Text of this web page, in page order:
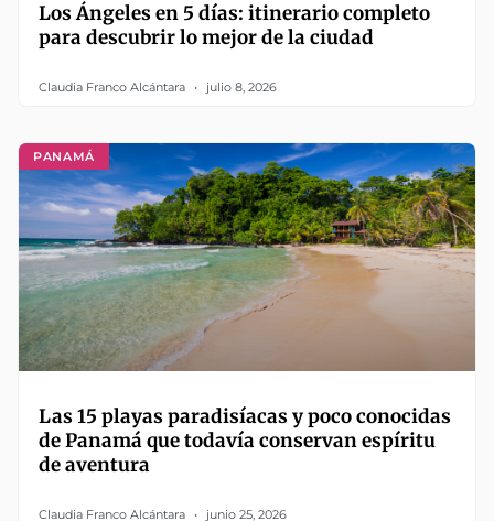
Los Ángeles en 5 días: itinerario completo
para descubrir lo mejor de la ciudad
Claudia Franco Alcántara julio 8, 2026
PANAMÁ
Las 15 playas paradisíacas y poco conocidas
de Panamá que todavía conservan espíritu
de aventura
Claudia Franco Alcántara junio 25, 2026